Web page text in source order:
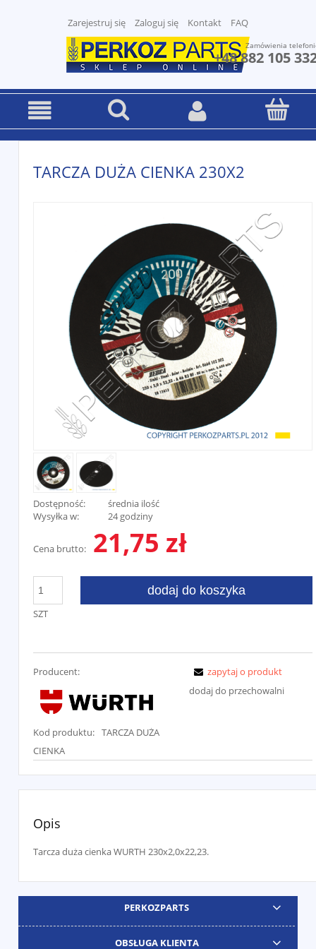
Zarejestruj się Zaloguj się Kontakt FAQ
Zamówienia
+48 882 105
TARCZA DUŻA CIENKA 230X2
Dostępność:
średnia ilość
Wysyłka w:
24 godziny
Cena brutto: 21,75 zł
SZT
dodaj do koszyka
Producent:
Kod produktu: TARCZA DUŻA
CIENKA
zapytaj o produkt
dodaj do przechowalni
Opis
Tarcza duża cienka WURTH 230x2,0x22,23.
PERKOZPARTS
OBSŁUGA KLIENTA